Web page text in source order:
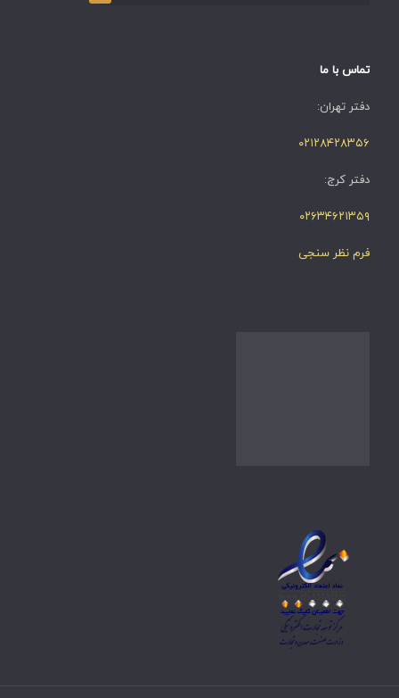
تماس با ما
دفتر تهران:
۰۲۱۲۸۴۲۸۳۵۶
دفتر کرج:
۰۲۶۳۴۶۲۱۳۵۹
فرم نظر سنجی